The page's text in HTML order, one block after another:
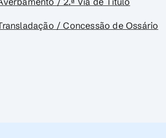
/ Concessão de Ossário